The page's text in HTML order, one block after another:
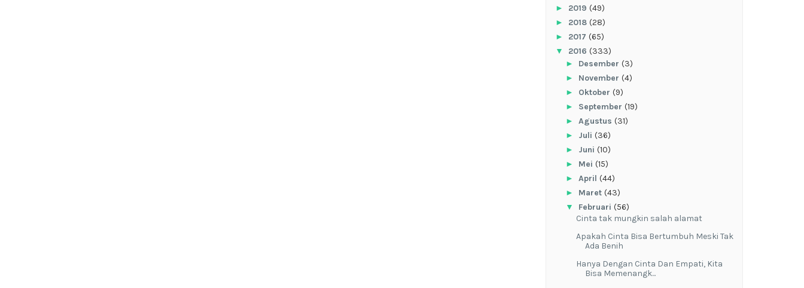
► 2019 (49)
► 2018 (28)
► 2017 (65)
▼ 2016 (333)
► Desember (3)
► November (4)
► Oktober (9)
► September (19)
► Agustus (31)
► Juli (36)
► Juni (10)
► Mei (15)
► April (44)
► Maret (43)
▼ Februari (56)
Cinta tak mungkin salah alamat
Apakah Cinta Bisa Bertumbuh Meski Tak
Ada Benih
Hanya Dengan Cinta Dan Empati, Kita
Bisa Memenangk...